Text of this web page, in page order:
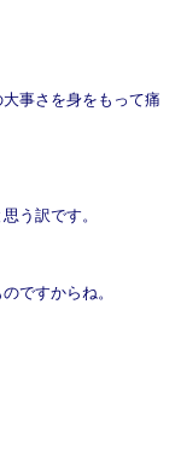
事さを身をもって痛
う訳です。
ですからね。